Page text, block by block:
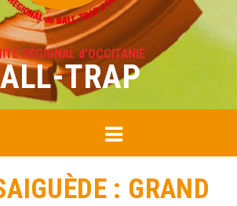
RÉGIONAL d'OCCITANIE
TRAP
: GRAND